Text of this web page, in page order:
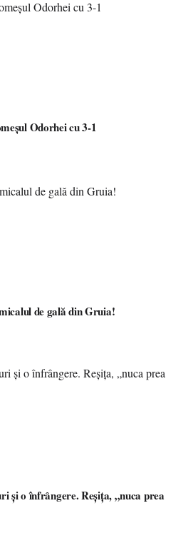
Odorhei cu 3-1
de gală din Gruia!
și o înfrângere. Reșița, „nuca prea